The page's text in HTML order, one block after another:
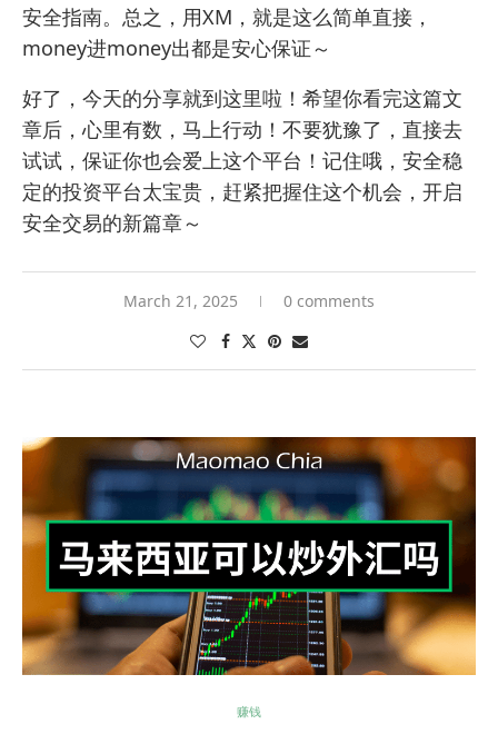
安全指南。总之，用XM，就是这么简单直接，
money进money出都是安心保证～
好了，今天的分享就到这里啦！希望你看完这篇文
章后，心里有数，马上行动！不要犹豫了，直接去
试试，保证你也会爱上这个平台！记住哦，安全稳
定的投资平台太宝贵，赶紧把握住这个机会，开启
安全交易的新篇章～
March 21, 2025 0 comments
赚钱